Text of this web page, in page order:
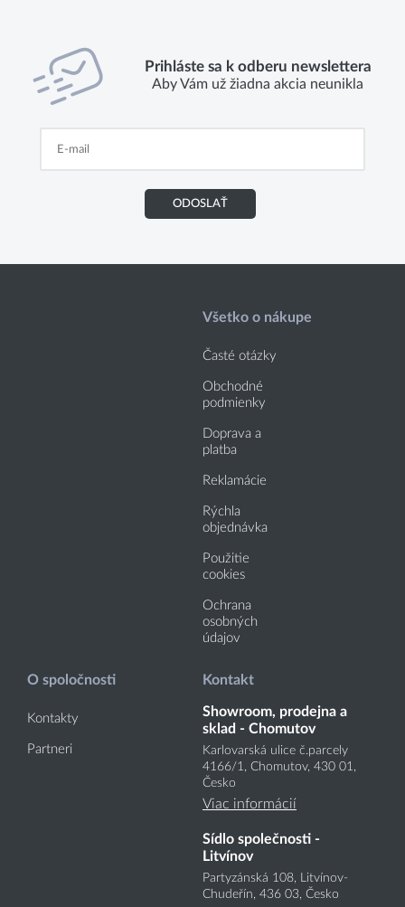
Prihláste sa k odberu newslettera
Aby Vám už žiadna akcia neunikla
ODOSLAŤ
Všetko o nákupe
Časté otázky
Obchodné
podmienky
Doprava a
platba
Reklamácie
Rýchla
objednávka
Použitie
cookies
Ochrana
osobných
údajov
O spoločnosti
Kontakty
Partneri
Kontakt
Showroom, prodejna a
sklad - Chomutov
Karlovarská ulice č.parcely
4166/1, Chomutov, 430 01,
Česko
Viac informácií
Sídlo společnosti -
Litvínov
Partyzánská 108, Litvínov-
Chudeřín, 436 03, Česko